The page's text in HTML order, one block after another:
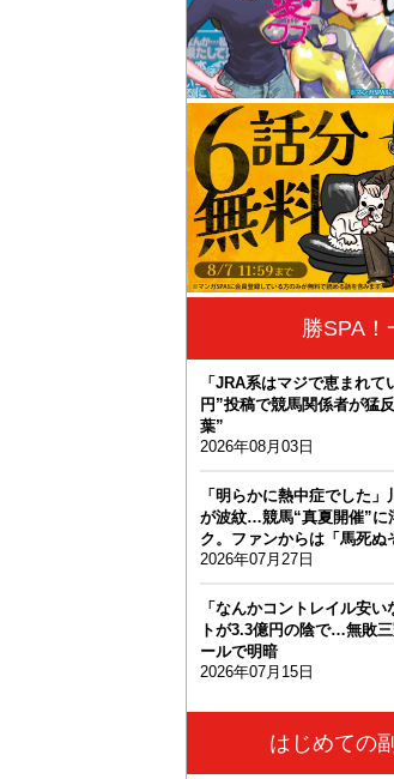
勝SPA！
「JRA系はマジで恵まれ
円”投稿で競馬関係者が猛
葉”
2026年08月03日
「明らかに熱中症でした
が波紋…競馬“真夏開催”に
ク。ファンからは「馬死ぬ
2026年07月27日
「なんかコントレイル安
トが3.3億円の陰で…無敗
ールで明暗
2026年07月15日
はじめての